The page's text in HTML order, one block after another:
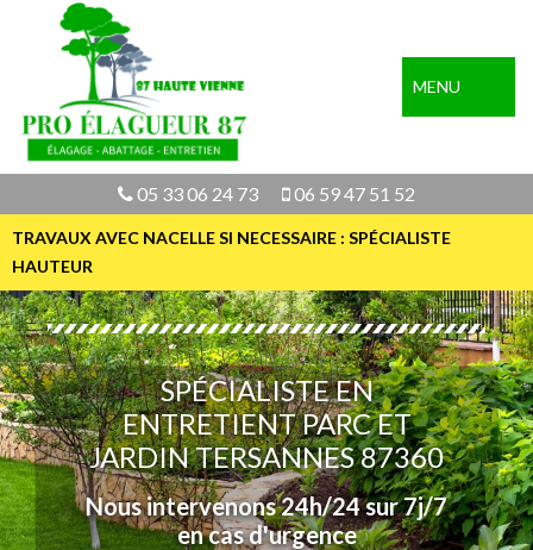
MENU
05 33 06 24 73 06 59 47 51 52
TRAVAUX AVEC NACELLE SI NECESSAIRE : SPÉCIALISTE
HAUTEUR
SPÉCIALISTE EN
ENTRETIENT PARC ET
JARDIN TERSANNES 87360
Nous intervenons 24h/24 sur 7j/7
en cas d'urgence